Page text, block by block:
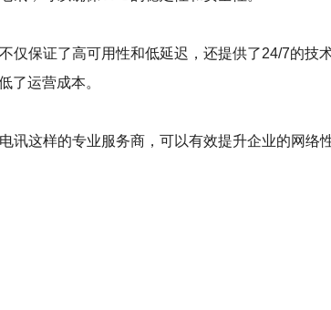
仅保证了高可用性和低延迟，还提供了24/7的技
了运营成本。
讯这样的专业服务商，可以有效提升企业的网络